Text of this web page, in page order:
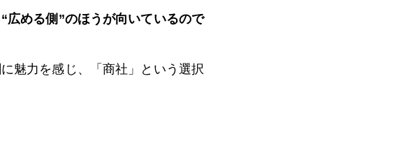
広める側”のほうが向いているので
魅力を感じ、「商社」という選択